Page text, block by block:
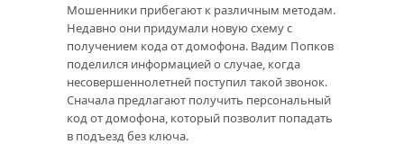
Мошенники прибегают к различным методам.
Недавно они придумали новую схему с
получением кода от домофона. Вадим Попков
поделился информацией о случае, когда
несовершеннолетней поступил такой звонок.
Сначала предлагают получить персональный
код от домофона, который позволит попадать
в подъезд без ключа.